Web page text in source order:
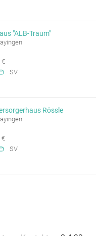
"ALB-Traum"
€
SV
Rössle
€
SV